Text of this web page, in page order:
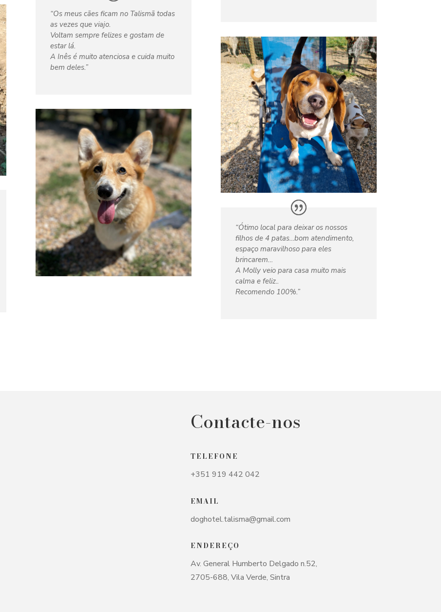
“Os meus cães ficam no Talismã todas
as vezes que viajo.
Voltam sempre felizes e gostam de
estar lá.
A Inês é muito atenciosa e cuida muito
bem deles.”
“Ótimo local para deixar os nossos
filhos de 4 patas…bom atendimento,
espaço maravilhoso para eles
brincarem…
A Molly veio para casa muito mais
calma e feliz..
Recomendo 100%.”
Contacte-nos
TELEFONE
+351 919 442 042
EMAIL
doghotel.talisma@gmail.com
ENDEREÇO
Av. General Humberto Delgado n.52,
2705-688, Vila Verde, Sintra